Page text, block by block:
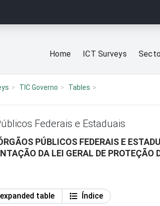
Home ICT Surveys
TIC Governo Tables
Federais e Estaduais
PÚBLICOS FEDERAIS E
DA LEI GERAL DE PROTEÇÃO
table
Índice